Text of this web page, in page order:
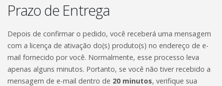
Prazo de Entrega
Depois de confirmar o pedido, você receberá uma mensagem
com a licença de ativação do(s) produto(s) no endereço de e-
mail fornecido por você. Normalmente, esse processo leva
apenas alguns minutos. Portanto, se você não tiver recebido a
mensagem de e-mail dentro de 20 minutos, verifique sua